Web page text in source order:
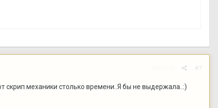
#7
скрип механики столько времени..Я бы не выдержала..:)